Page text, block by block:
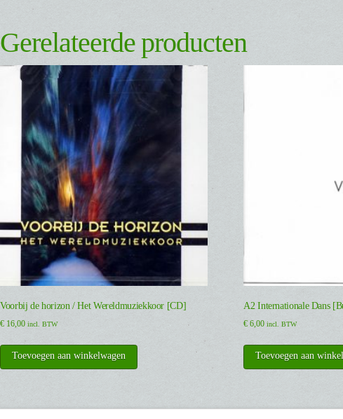
Gerelateerde producten
Voorbij de horizon / Het Wereldmuziekkoor [CD]
€ 16,00 incl. BTW
Toevoegen aan winkelwagen
A2 Internationale Dans
€ 6,00 incl. BTW
Toevoegen aan